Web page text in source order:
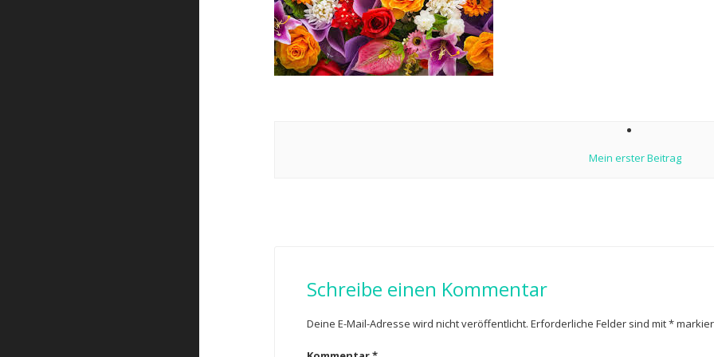
Mein erster Beitrag
Schreibe einen Kommentar
Deine E-Mail-Adresse wird nicht veröffentlicht. Erforderliche Felder sind mit*